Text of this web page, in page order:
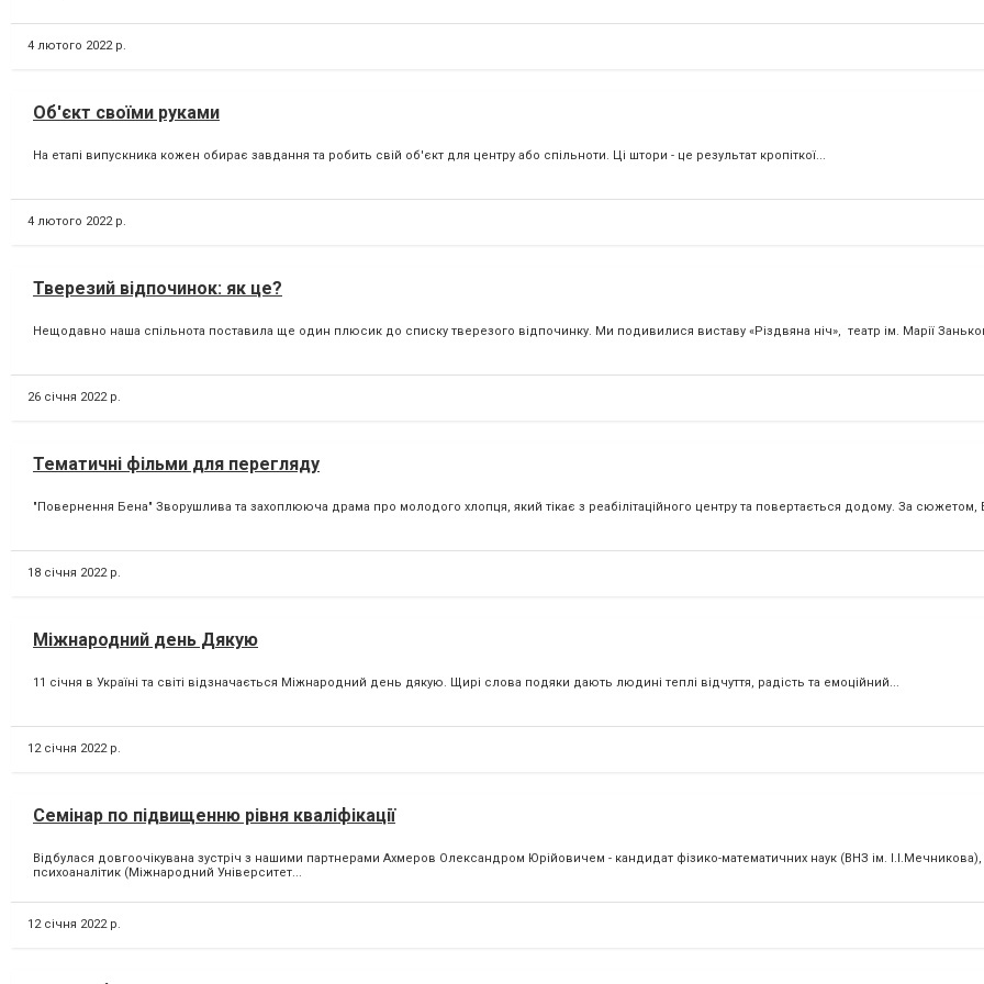
4 лютого 2022 р.
Об'єкт своїми руками
На етапі випускника кожен обирає завдання та робить свій об'єкт для центру або спільноти. Ці штори - це результат кропіткої...
4 лютого 2022 р.
Тверезий відпочинок: як це?
Нещодавно наша спільнота поставила ще один плюсик до списку тверезого відпочинку. Ми подивилися виставу «Різдвяна ніч», театр ім. Марії
26 січня 2022 р.
Тематичні фільми для перегляду
"Повернення Бена" Зворушлива та захоплююча драма про молодого хлопця, який тікає з реабілітаційного центру та повертається додому. За сюжетом,
18 січня 2022 р.
Міжнародний день Дякую
11 січня в Україні та світі відзначається Міжнародний день дякую. Щирі слова подяки дають людині теплі відчуття, радість та емоційний...
12 січня 2022 р.
Семінар по підвищенню рівня кваліфікації
Відбулася довгоочікувана зустріч з нашими партнерами Ахмеров Олександром Юрійовичем - кандидат фізико-математичних наук (ВНЗ ім. І.І.Мечникова),
психоаналітик (Міжнародний Університет...
12 січня 2022 р.